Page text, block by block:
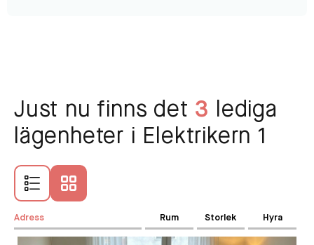
Just nu finns det 3 lediga
lägenheter i Elektrikern 1
Adress Rum Storlek Hyra